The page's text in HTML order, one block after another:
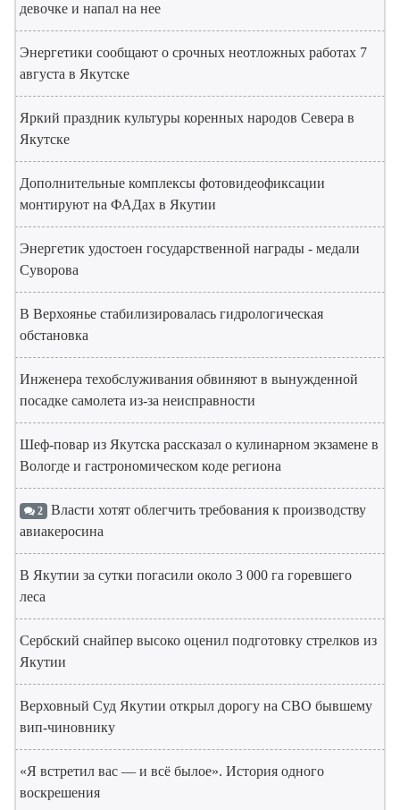
девочке и напал на нее
Энергетики сообщают о срочных неотложных работах 7
августа в Якутске
Яркий праздник культуры коренных народов Севера в
Якутске
Дополнительные комплексы фотовидеофиксации
монтируют на ФАДах в Якутии
Энергетик удостоен государственной награды - медали
Суворова
В Верхоянье стабилизировалась гидрологическая
обстановка
Инженера техобслуживания обвиняют в вынужденной
посадке самолета из-за неисправности
Шеф-повар из Якутска рассказал о кулинарном экзамене в
Вологде и гастрономическом коде региона
2 Власти хотят облегчить требования к производству
авиакеросина
В Якутии за сутки погасили около 3 000 га горевшего
леса
Сербский снайпер высоко оценил подготовку стрелков из
Якутии
Верховный Суд Якутии открыл дорогу на СВО бывшему
вип-чиновнику
«Я встретил вас — и всё былое». История одного
воскрешения